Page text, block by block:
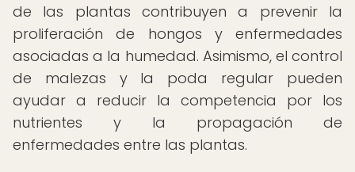
de las plantas contribuyen a prevenir la
proliferación de hongos y enfermedades
asociadas a la humedad. Asimismo, el control
de malezas y la poda regular pueden
ayudar a reducir la competencia por los
nutrientes y la propagación de
enfermedades entre las plantas.